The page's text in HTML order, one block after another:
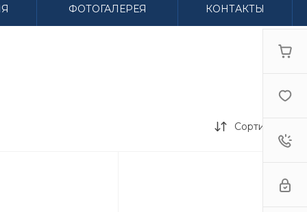
г. Нижний Новгород,
ФОТОГАЛЕРЕЯ КОНТАКТЫ
Сортировка